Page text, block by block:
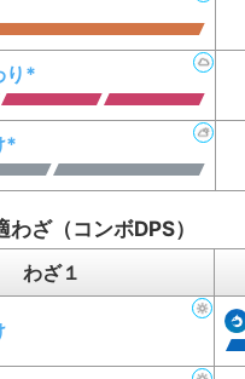
り*
*
ざ（コンボDPS）
わざ１